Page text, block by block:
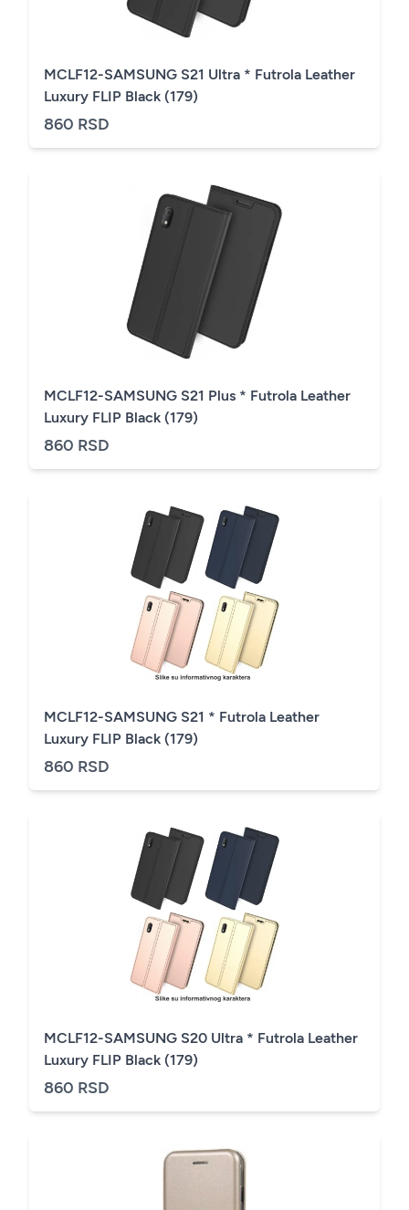
MCLF12-SAMSUNG S21 Ultra * Futrola Leather
Luxury FLIP Black (179)
860 RSD
MCLF12-SAMSUNG S21 Plus * Futrola Leather
Luxury FLIP Black (179)
860 RSD
MCLF12-SAMSUNG S21 * Futrola Leather
Luxury FLIP Black (179)
860 RSD
MCLF12-SAMSUNG S20 Ultra * Futrola Leather
Luxury FLIP Black (179)
860 RSD